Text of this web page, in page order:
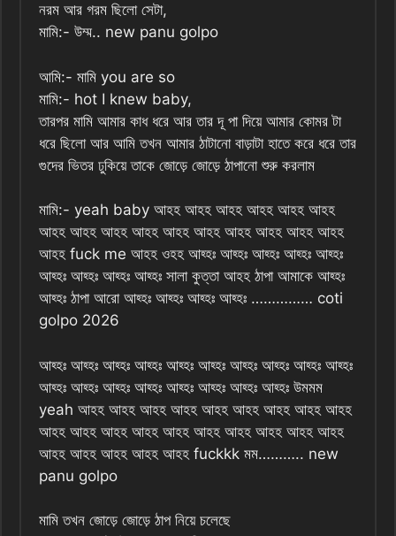
নরম আর গরম ছিলো সেটা,
মামি:- উম্ম.. new panu golpo
আমি:- মামি you are so
মামি:- hot I knew baby,
তারপর মামি আমার কাধ ধরে আর তার দূ পা দিয়ে আমার কোমর টা
ধরে ছিলো আর আমি তখন আমার ঠাটানো বাড়াটা হাতে করে ধরে তার
গুদের ভিতর ঢুকিয়ে তাকে জোড়ে জোড়ে ঠাপানো শুরু করলাম
মামি:- yeah baby আহহ আহহ আহহ আহহ আহহ আহহ
আহহ আহহ আহহ আহহ আহহ আহহ আহহ আহহ আহহ আহহ
আহহ fuck me আহহ ওহহ আহ্হঃ আহ্হঃ আহ্হঃ আহ্হঃ আহ্হঃ
আহ্হঃ আহ্হঃ আহ্হঃ আহ্হঃ সালা কুত্তা আহহ ঠাপা আমাকে আহ্হঃ
আহ্হঃ ঠাপা আরো আহ্হঃ আহ্হঃ আহ্হঃ আহ্হঃ …………… coti
golpo 2026
আহ্হঃ আহ্হঃ আহ্হঃ আহ্হঃ আহ্হঃ আহ্হঃ আহ্হঃ আহ্হঃ আহ্হঃ আহ্হঃ
আহ্হঃ আহ্হঃ আহ্হঃ আহ্হঃ আহ্হঃ আহ্হঃ আহ্হঃ আহ্হঃ উমমম
yeah আহহ আহহ আহহ আহহ আহহ আহহ আহহ আহহ আহহ
আহহ আহহ আহহ আহহ আহহ আহহ আহহ আহহ আহহ আহহ
আহহ আহহ আহহ আহহ আহহ fuckkk মম……….. new
panu golpo
মামি তখন জোড়ে জোড়ে ঠাপ নিয়ে চলেছে